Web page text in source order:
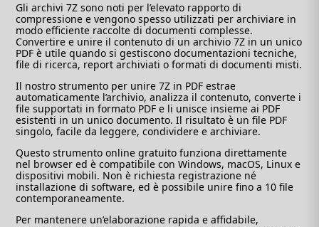
Gli archivi 7Z sono noti per l’elevato rapporto di
compressione e vengono spesso utilizzati per archiviare in
modo efficiente raccolte di documenti complesse.
Convertire e unire il contenuto di un archivio 7Z in un unico
PDF è utile quando si gestiscono documentazioni tecniche,
file di ricerca, report archiviati o formati di documenti misti.
Il nostro strumento per unire 7Z in PDF estrae
automaticamente l’archivio, analizza il contenuto, converte i
file supportati in formato PDF e li unisce insieme ai PDF
esistenti in un unico documento. Il risultato è un file PDF
singolo, facile da leggere, condividere e archiviare.
Questo strumento online gratuito funziona direttamente
nel browser ed è compatibile con Windows, macOS, Linux e
dispositivi mobili. Non è richiesta registrazione né
installazione di software, ed è possibile unire fino a 10 file
contemporaneamente.
Per mantenere un’elaborazione rapida e affidabile,